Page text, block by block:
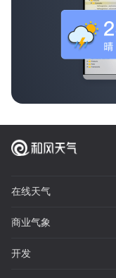
在线天气
商业气象
开发